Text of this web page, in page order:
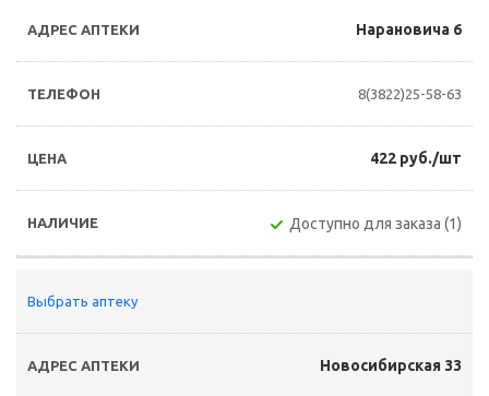
Нарановича 6
8(3822)25-58-63
422 руб./шт
Доступно для заказа (1)
Выбрать аптеку
Новосибирская 33